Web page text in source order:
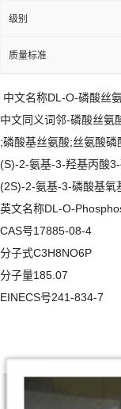
级别
质量标准
中文名称DL-O-磷酸丝
中文同义词邻-磷酸丝氨
;磷酸基丝氨酸;丝氨酸磷
(S)-2-氨基-3-羟基丙酸
(2S)-2-氨基-3-磷酸基氧
英文名称DL-O-
CAS号17885-08-4
分子式C3H8NO6P
分子量185.07
EINECS号241-834-7